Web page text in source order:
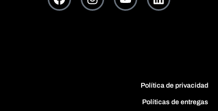
Política de privacidad
Políticas de entregas